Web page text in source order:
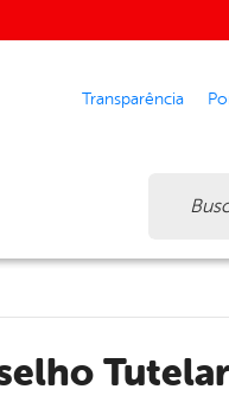
Transparência